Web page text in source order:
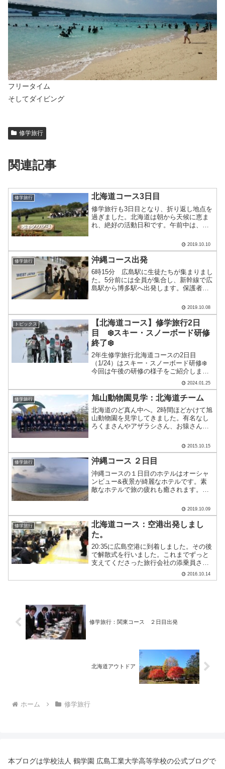
フリータイム
そしてダイビング
修学旅行
関連記事
修学旅行 北海道コース3日目
修学旅行も3日目となり、折り返し地点を
過ぎました。北海道は朝から天候に恵ま
れ、絶好の活動日和です。午前中は、班
はホテルのすぐ隣にあるこの山。冬には
スキー場として活躍します。チームビル
ディングは地図と方位磁.....
2019.10.10
修学旅行 沖縄コース出発
6時15分 広島駅に生徒たちが集まりまし
た。5分前には全員が集合し、新幹線で広
島駅から博多駅へ出発します。保護者の
す。安全第一で行ってまいります。2019.10.08
トピックス
【北海道コース】修学旅行2日
目 ❄️スキー・スノーボード研修
終了❄️
2年生修学旅行北海道コースの2日目
（1/24）はスキー・スノーボード研修❄️
今回は午後の研修の様子をご紹介しま
す。午後は13時から開始でしたが，元気
な2年生は研修前に雪遊び！雪合戦がした
かったようですが，パウダースノーで雪
玉が上手く作れず，.....
2024.01.25
修学旅行 旭山動物園見学：北海道チーム
北海道のど真ん中へ。2時間ほどかけて旭
山動物園を見学してきました。有名なし
ろくまさんやアザラシさん、お猿さん、
でしたが来園客が沢山。中国やインドネ
シアなど海外のお客様も多く、人気の高
さを実感しました。現在.....
2015.10.15
修学旅行 沖縄コース ２日目
沖縄コースの１日目のホテルはオーシャ
ンビュー&夜景が綺麗なホテルです。素
敵なホテルで旅の疲れも癒されます。２
向かいましたが、残念なお知らせが…楽
しみにしていた与論島とアクティビティ
ですが、台風19号の.....
2019.10.09
修学旅行
北海道コース：空港出発しまし
た。
20:35に広島空港に到着しました。その後
で解散式を行いました。これまでずっと
支えてくださった旅行会社の添乗員さん
に感謝の言葉を、生徒を代表して櫻田く
んがしっかりと述べてくれました。21:00
2016.10.14
修学旅行：関東コース ２日目出発
北海道アウトドア
ホーム 修学旅行
本ブログは学校法人 鶴学園 広島工業大学高等学校の公式ブログで